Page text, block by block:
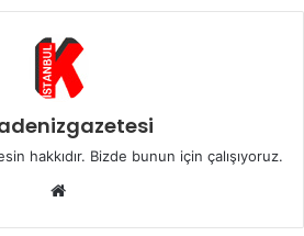
hakkıdır. Bizde bunun için çalışıyoruz.
Web